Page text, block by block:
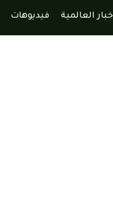
العالمية فيديوهات